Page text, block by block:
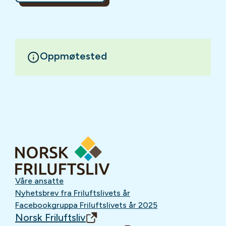
Oppmøtested
Våre ansatte
Nyhetsbrev fra Friluftslivets år
Facebookgruppa Friluftslivets år 2025
Norsk Friluftsliv